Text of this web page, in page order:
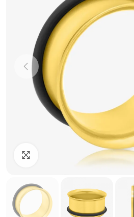
Clique para ampliar